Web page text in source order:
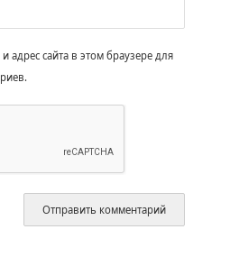
адрес сайта в этом браузере для